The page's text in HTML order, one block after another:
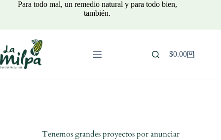
Para todo mal, un remedio natural y para todo bien,
también.
Carro
$0.00
Tenemos grandes proyectos por anunciar